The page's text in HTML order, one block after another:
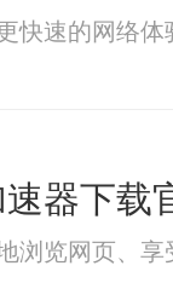
快速的网络体
器下载
浏览网页、